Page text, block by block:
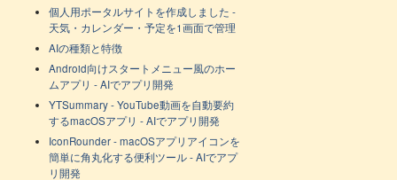
個人用ポータルサイトを作成しました -
天気・カレンダー・予定を1画面で管理
AIの種類と特徴
Android向けスタートメニュー風のホー
ムアプリ - AIでアプリ開発
YTSummary - YouTube動画を自動要約
するmacOSアプリ - AIでアプリ開発
IconRounder - macOSアプリアイコンを
簡単に角丸化する便利ツール - AIでアプ
リ開発